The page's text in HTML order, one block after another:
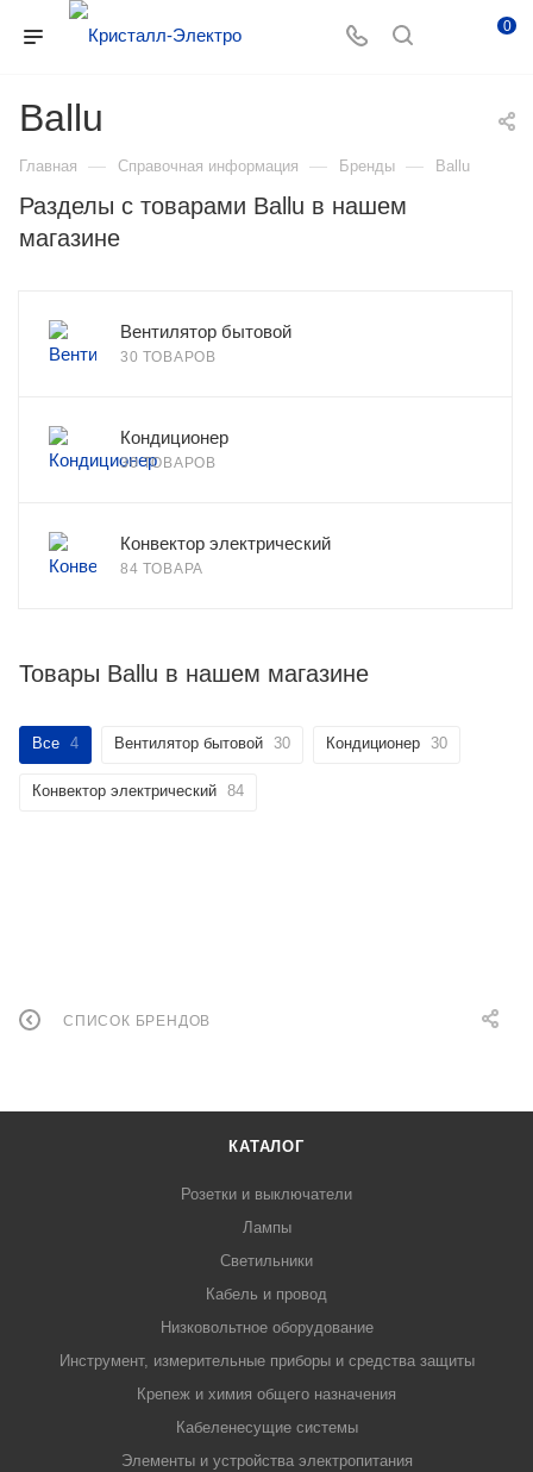
0
Ballu
Главная — Справочная информация — Бренды — Ballu
Разделы с товарами Ballu в нашем
магазине
Вентилятор бытовой
30 ТОВАРОВ
Кондиционер
30 ТОВАРОВ
Конвектор электрический
84 ТОВАРА
Товары Ballu в нашем магазине
Все 4 Вентилятор бытовой 30 Кондиционер 30
Конвектор электрический 84
СПИСОК БРЕНДОВ
КАТАЛОГ
Розетки и выключатели
Лампы
Светильники
Кабель и провод
Низковольтное оборудование
Инструмент, измерительные приборы и средства защиты
Крепеж и химия общего назначения
Кабеленесущие системы
Элементы и устройства электропитания